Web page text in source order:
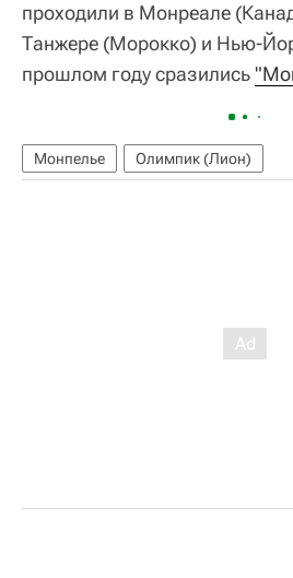
проходили в Монреале
Танжере (Морокко) и Нью-
прошлом году сразились
Монпелье Олимпик (Лион)